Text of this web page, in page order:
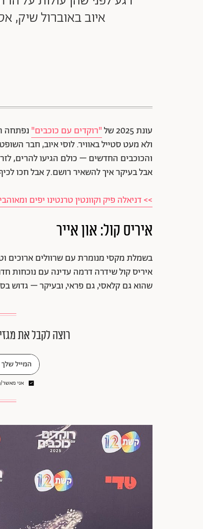
איוב באוברול שיק,
עונת 2025 של "רוקדים עם כוכבים" נפתחה
ולא מעט סטייל באוויר. לוסי איוב, חבר
והכוכבים החדשים – כולם הגיעו להרים,
אבל בעיקר איך להשאיר רושם.7 אבל חכו לכיף האמיתי, שיעלה לשידור ב-18.5 בקשת 12.
>> דניאלה פיק וקוונטין טרנטינו יפים
איריס קול: און אייר
בשמלת מקסי מנומרת עם שרוולים ארוכים
איריס קול שידרה דרמה עדינה עם נוכחות
שהוא גם קלאסי, גם פראי, ובעיקר – גדוש
רוצה לקבל את
אני מאשר/